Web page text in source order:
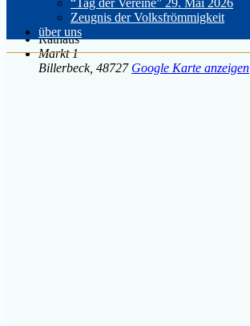
“Tag der Vereine” 29. Mai 2026
Zeugnis der Volksfrömmigkeit
über uns
Veranstaltungsort
Rathaus
Markt 1
Billerbeck, 48727 Google Karte anzeigen